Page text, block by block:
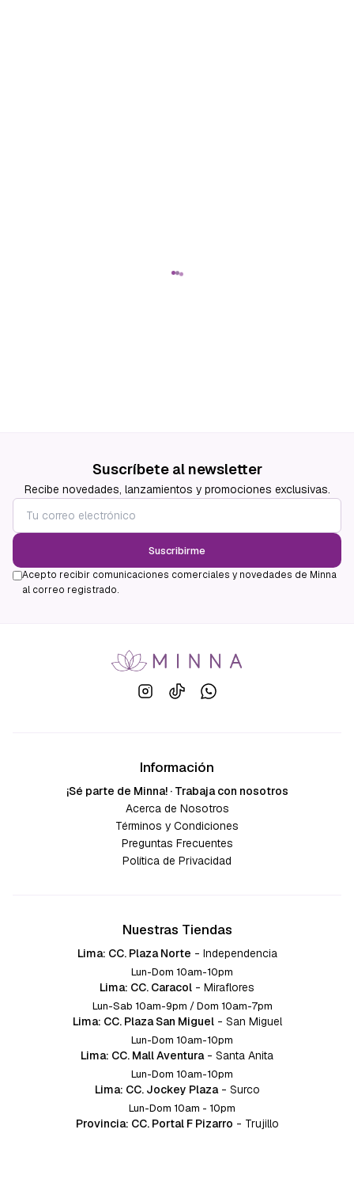
Suscríbete al newsletter
Recibe novedades, lanzamientos y promociones exclusivas.
Suscribirme
Acepto recibir comunicaciones comerciales y novedades de Minna
al correo registrado.
Información
¡Sé parte de Minna! · Trabaja con nosotros
Acerca de Nosotros
Términos y Condiciones
Preguntas Frecuentes
Política de Privacidad
Nuestras Tiendas
Lima: CC. Plaza Norte - Independencia
Lun-Dom 10am-10pm
Lima: CC. Caracol - Miraflores
Lun-Sab 10am-9pm / Dom 10am-7pm
Lima: CC. Plaza San Miguel - San Miguel
Lun-Dom 10am-10pm
Lima: CC. Mall Aventura - Santa Anita
Lun-Dom 10am-10pm
Lima: CC. Jockey Plaza - Surco
Lun-Dom 10am - 10pm
Provincia: CC. Portal F Pizarro - Trujillo